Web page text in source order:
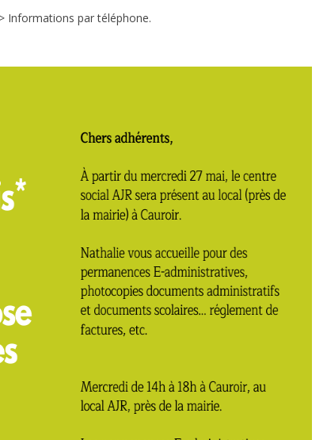
Informations par téléphone.